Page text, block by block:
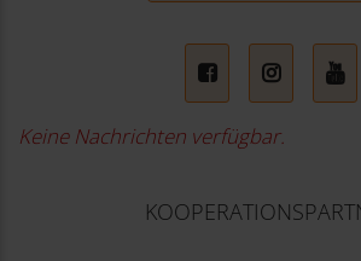
Facebook
Keine Nachrichten verfügbar.